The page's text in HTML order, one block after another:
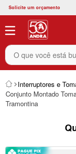
Solicite um orçamento
O que você está
Interruptores e
Conjunto Montado
Tramontina